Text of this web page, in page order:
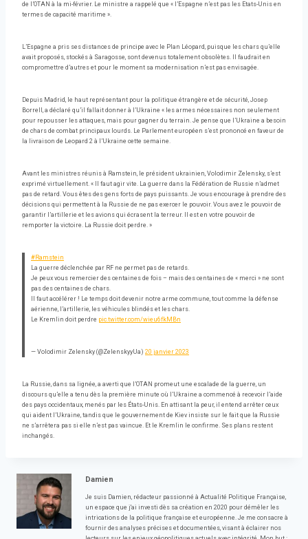
de l’OTAN à la mi-février. Le ministre a rappelé que « l’Espagne n’est pas les Etats-Unis en
termes de capacité maritime ».
L’Espagne a pris ses distances de principe avec le Plan Léopard, puisque les chars qu’elle
avait proposés, stockés à Saragosse, sont devenus totalement obsolètes. Il faudrait en
compromettre d’autres et pour le moment sa modernisation n’est pas envisagée.
Depuis Madrid, le haut représentant pour la politique étrangère et de sécurité, Josep
Borrell, a déclaré qu’il fallait donner à l’Ukraine « les armes nécessaires non seulement
pour repousser les attaques, mais pour gagner du terrain. Je pense que l’Ukraine a besoin
de chars de combat principaux lourds. Le Parlement européen s’est prononcé en faveur de
la livraison de Leopard 2 à l’Ukraine cette semaine.
Avant les ministres réunis à Ramstein, le président ukrainien, Volodimir Zelensky, s’est
exprimé virtuellement. « Il faut agir vite. La guerre dans la Fédération de Russie n’admet
pas de retard. Vous êtes des gens forts de pays puissants. Je vous encourage à prendre des
décisions qui permettent à la Russie de ne pas exercer le pouvoir. Vous avez le pouvoir de
garantir l’artillerie et les avions qui écrasent la terreur. Il est en votre pouvoir de
remporter la victoire. La Russie doit perdre. »
#Ramstein
La guerre déclenchée par RF ne permet pas de retards.
Je peux vous remercier des centaines de fois – mais des centaines de « merci » ne sont
pas des centaines de chars.
Il faut accélérer ! Le temps doit devenir notre arme commune, tout comme la défense
aérienne, l’artillerie, les véhicules blindés et les chars.
Le Kremlin doit perdre pic.twitter.com/wieu6fkMBn
— Volodimir Zelensky (@ZelenskyyUa) 20 janvier 2023
La Russie, dans sa lignée, a averti que l’OTAN promeut une escalade de la guerre, un
discours qu’elle a tenu dès la première minute où l’Ukraine a commencé à recevoir l’aide
des pays occidentaux, menés par les États-Unis. En attisant la peur, il entend arrêter ceux
qui aident l’Ukraine, tandis que le gouvernement de Kiev insiste sur le fait que la Russie
ne s’arrêtera pas si elle n’est pas vaincue. Et le Kremlin le confirme. Ses plans restent
inchangés.
Damien
Je suis Damien, rédacteur passionné à Actualité Politique Française,
un espace que j'ai investi dès sa création en 2020 pour démêler les
intrications de la politique française et européenne. Je me consacre à
fournir des analyses précises et documentées, visant à éclairer nos